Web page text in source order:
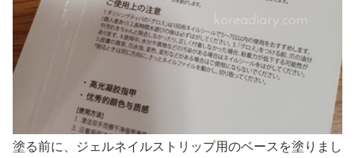
塗る前に、ジェルネイルストリップ用のベースを塗りまし